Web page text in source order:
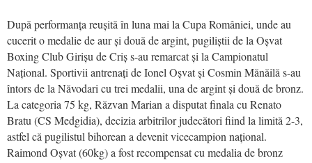
După performanța reușită în luna mai la Cupa României, unde au
cucerit o medalie de aur și două de argint, pugiliștii de la Oșvat
Boxing Club Girișu de Criș s-au remarcat și la Campionatul
Național. Sportivii antrenați de Ionel Oșvat și Cosmin Mănăilă s-au
întors de la Năvodari cu trei medalii, una de argint și două de bronz.
La categoria 75 kg, Răzvan Marian a disputat finala cu Renato
Bratu (CS Medgidia), decizia arbitrilor judecători fiind la limită 2-3,
astfel că pugilistul bihorean a devenit vicecampion național.
Raimond Oșvat (60kg) a fost recompensat cu medalia de bronz